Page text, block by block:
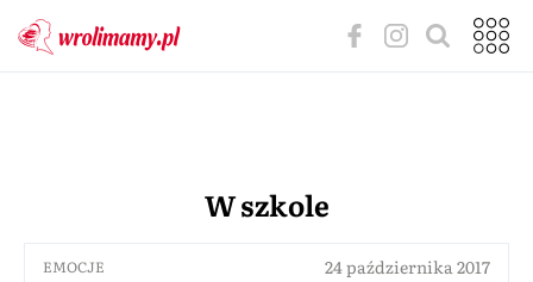
W szkole
EMOCJE 24 października 2017